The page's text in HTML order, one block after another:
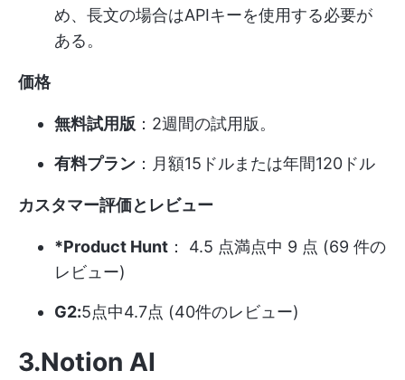
め、長文の場合はAPIキーを使用する必要が
ある。
価格
無料試用版 ：2週間の試用版。
有料プラン ：月額15ドルまたは年間120ドル
カスタマー評価とレビュー
*Product Hunt ： 4.5 点満点中 9 点 (69 件の
レビュー)
G2:5点中4.7点 (40件のレビュー)
3.Notion AI